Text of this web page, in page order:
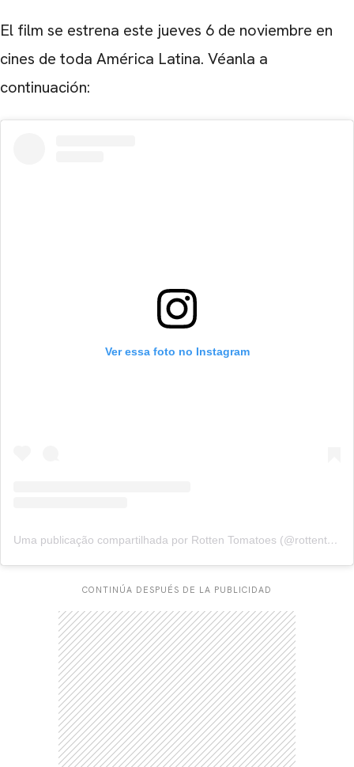
El film se estrena este jueves 6 de noviembre en
cines de toda América Latina. Véanla a
continuación:
Ver essa foto no Instagram
Uma publicação compartilhada por Rotten Tomatoes (@rottentomatoes)
CONTINÚA DESPUÉS DE LA PUBLICIDAD